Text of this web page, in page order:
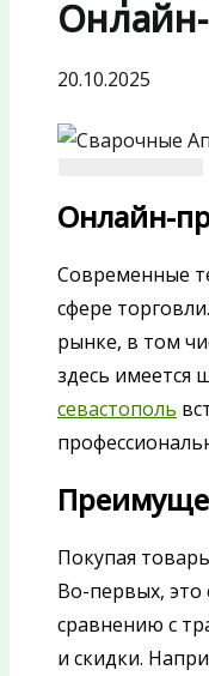
20.10.2025
Онлайн-
Современные
сфере
рынке, в том
здесь имеется
севастополь
Покупая
Во-первых, это
сравнению с
и скидки.